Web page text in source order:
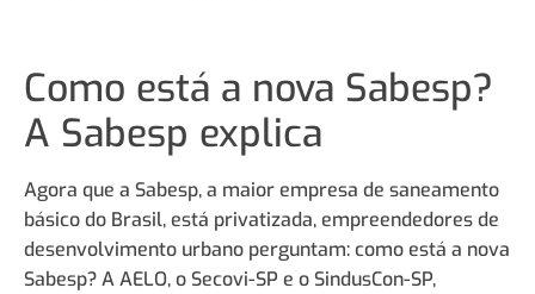
Como está a nova Sabesp?
A Sabesp explica
Agora que a Sabesp, a maior empresa de saneamento
básico do Brasil, está privatizada, empreendedores de
desenvolvimento urbano perguntam: como está a nova
Sabesp? A AELO, o Secovi-SP e o SindusCon-SP,